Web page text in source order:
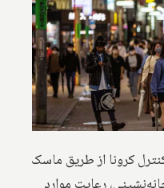
کرونا از طریق ماسک